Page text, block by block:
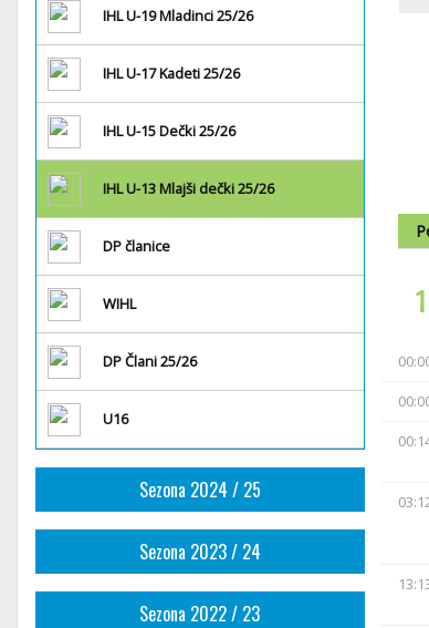
IHL U-19 Mladinci 25/26
IHL U-17 Kadeti 25/26
IHL U-15 Dečki 25/26
IHL U-13 Mlajši dečki 25/26
DP članice
WIHL
DP Člani 25/26
U16
Sezona 2024 / 25
Sezona 2023 / 24
Sezona 2022 / 23